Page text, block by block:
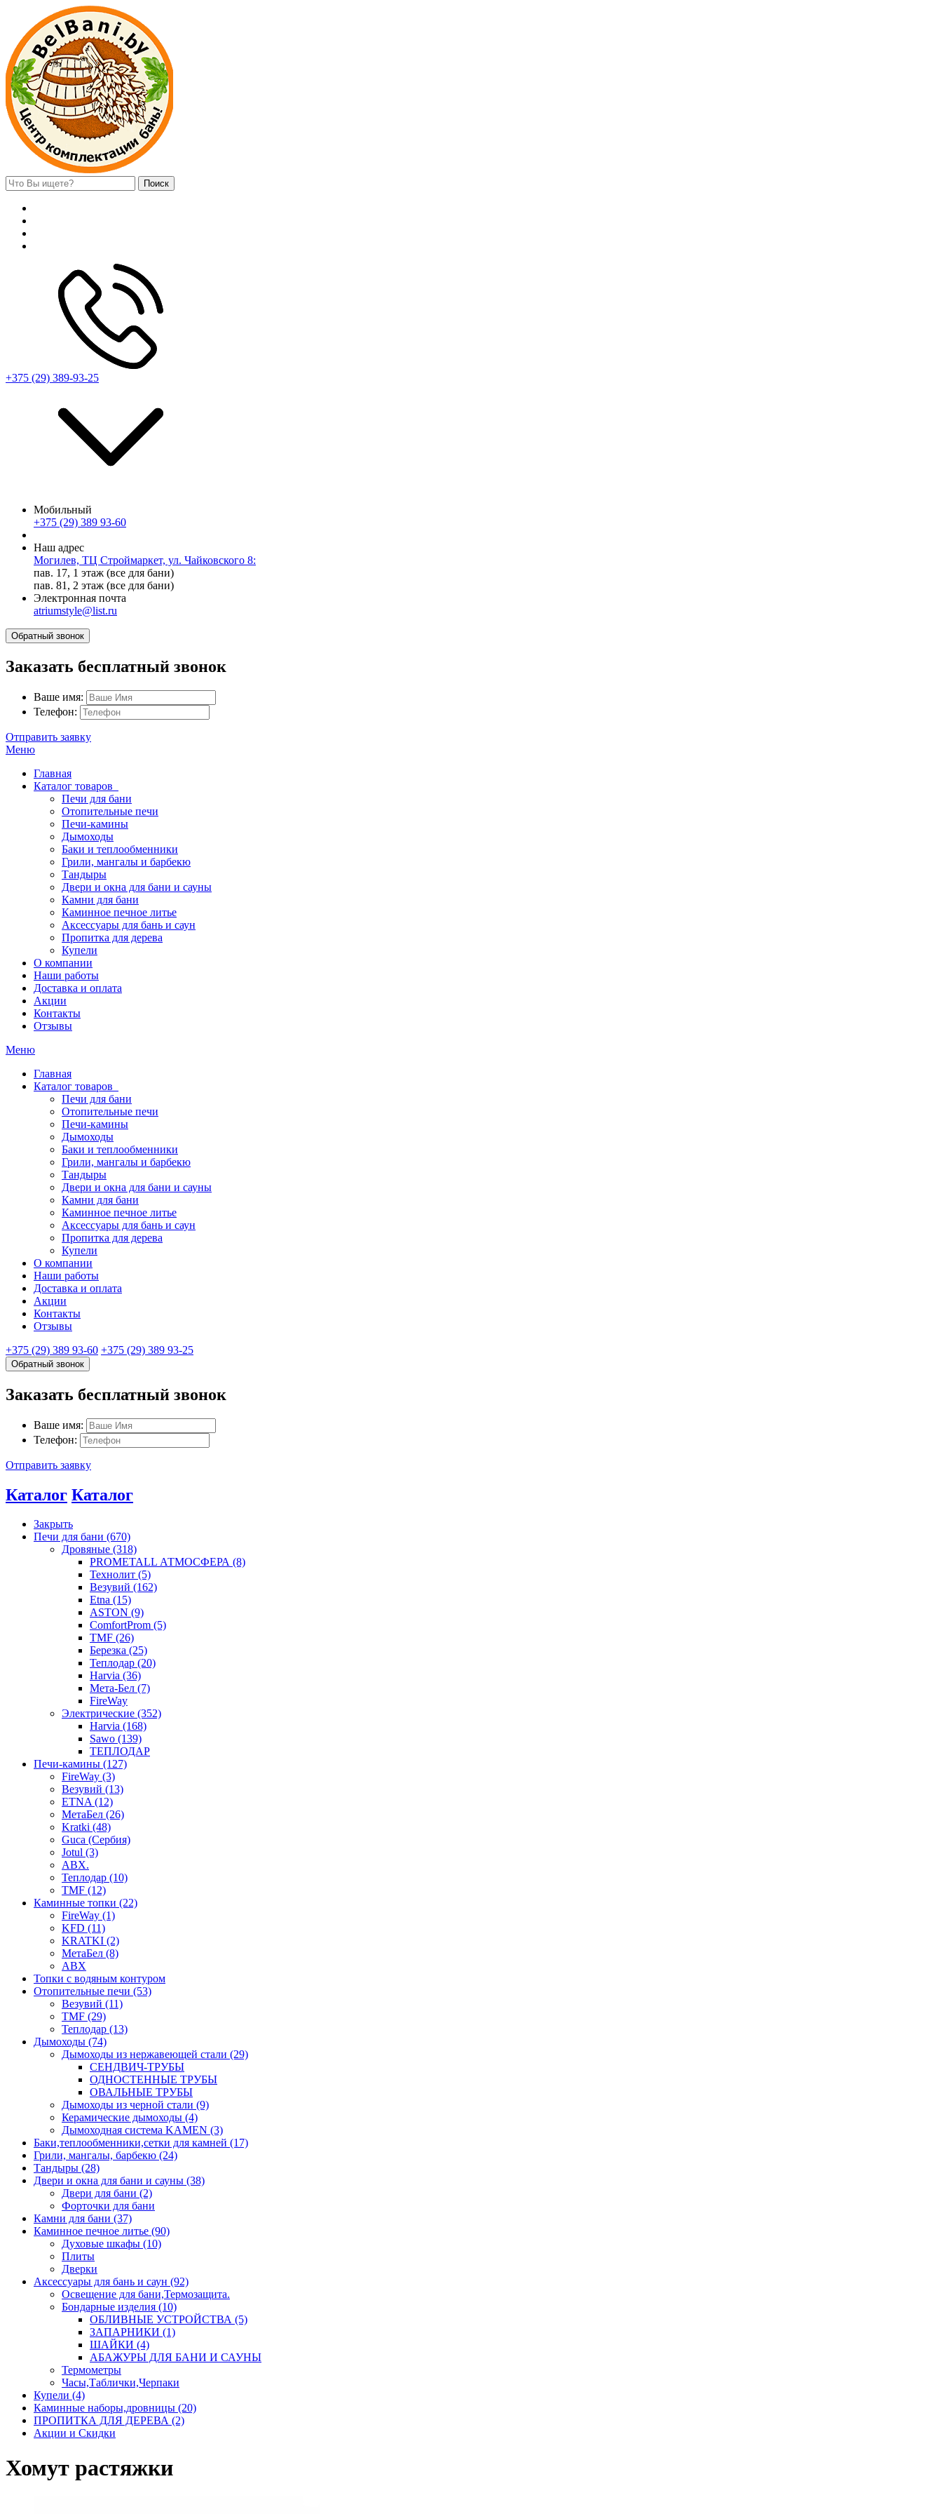
Поиск
+375 (29) 389-93-25
Мобильный
+375 (29) 389 93-60
Наш адрес
Могилев, ТЦ Строймаркет, ул. Чайковского 8:
пав. 17, 1 этаж (все для бани)
пав. 81, 2 этаж (все для бани)
Электронная почта
atriumstyle@list.ru
Обратный звонок
Заказать бесплатный звонок
Ваше имя:
Телефон:
Отправить заявку
Меню
Главная
Каталог товаров
Печи для бани
Отопительные печи
Печи-камины
Дымоходы
Баки и теплообменники
Грили, мангалы и барбекю
Тандыры
Двери и окна для бани и сауны
Камни для бани
Каминное печное литье
Аксессуары для бань и саун
Пропитка для дерева
Купели
О компании
Наши работы
Доставка и оплата
Акции
Контакты
Отзывы
Меню
Главная
Каталог товаров
Печи для бани
Отопительные печи
Печи-камины
Дымоходы
Баки и теплообменники
Грили, мангалы и барбекю
Тандыры
Двери и окна для бани и сауны
Камни для бани
Каминное печное литье
Аксессуары для бань и саун
Пропитка для дерева
Купели
О компании
Наши работы
Доставка и оплата
Акции
Контакты
Отзывы
+375 (29) 389 93-60 +375 (29) 389 93-25
Обратный звонок
Заказать бесплатный звонок
Ваше имя:
Телефон:
Отправить заявку
Каталог Каталог
Закрыть
Печи для бани (670)
Дровяные (318)
PROMETALL АТМОСФЕРА (8)
Технолит (5)
Везувий (162)
Etna (15)
ASTON (9)
ComfortProm (5)
TMF (26)
Березка (25)
Теплодар (20)
Harvia (36)
Мета-Бел (7)
FireWay
Электрические (352)
Harvia (168)
Sawo (139)
ТЕПЛОДАР
Печи-камины (127)
FireWay (3)
Везувий (13)
ETNA (12)
МетаБел (26)
Kratki (48)
Guca (Сербия)
Jotul (3)
ABX.
Теплодар (10)
TMF (12)
Каминные топки (22)
FireWay (1)
KFD (11)
KRATKI (2)
МетаБел (8)
ABX
Топки с водяным контуром
Отопительные печи (53)
Везувий (11)
TMF (29)
Теплодар (13)
Дымоходы (74)
Дымоходы из нержавеющей стали (29)
СЕНДВИЧ-ТРУБЫ
ОДНОСТЕННЫЕ ТРУБЫ
ОВАЛЬНЫЕ ТРУБЫ
Дымоходы из черной стали (9)
Керамические дымоходы (4)
Дымоходная система KAMEN (3)
Баки,теплообменники,сетки для камней (17)
Грили, мангалы, барбекю (24)
Тандыры (28)
Двери и окна для бани и сауны (38)
Двери для бани (2)
Форточки для бани
Камни для бани (37)
Каминное печное литье (90)
Духовые шкафы (10)
Плиты
Дверки
Аксессуары для бань и саун (92)
Освещение для бани,Термозащита.
Бондарные изделия (10)
ОБЛИВНЫЕ УСТРОЙСТВА (5)
ЗАПАРНИКИ (1)
ШАЙКИ (4)
АБАЖУРЫ ДЛЯ БАНИ И САУНЫ
Термометры
Часы,Таблички,Черпаки
Купели (4)
Каминные наборы,дровницы (20)
ПРОПИТКА ДЛЯ ДЕРЕВА (2)
Акции и Скидки
Хомут растяжки